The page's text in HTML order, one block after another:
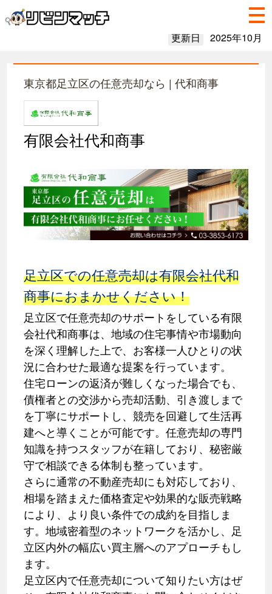
更新日 2025年10月
東京都足立区の任意売却なら | 代和商事
有限会社代和商事
足立区での任意売却は有限会社代和
商事におまかせください！
足立区で任意売却のサポートをしている有限
会社代和商事は、地域の住宅事情や市場動向
を深く理解した上で、お客様一人ひとりの状
況に合わせた最適な提案を行っています。
住宅ローンの返済が難しくなった場合でも、
債権者との交渉から売却活動、引き渡しまで
を丁寧にサポートし、競売を回避して生活再
建へと導くことが可能です。任意売却の専門
知識を持つスタッフが在籍しており、秘密厳
守で相談できる体制も整っています。
さらに通常の不動産売却にも対応しており、
相場を踏まえた価格査定や効果的な販売戦略
により、より良い条件での成約を目指しま
す。地域密着型のネットワークを活かし、足
立区内外の幅広い買主層へのアプローチもし
ます。
足立区内で任意売却について知りたい方はぜ